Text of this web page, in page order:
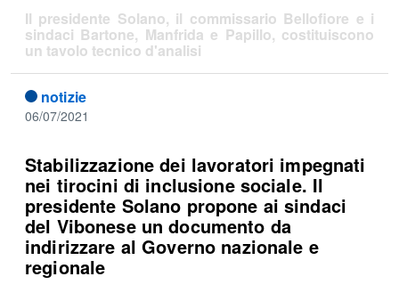
Il presidente Solano, il commissario Bellofiore e i
sindaci Bartone, Manfrida e Papillo, costituiscono
un tavolo tecnico d'analisi
notizie
06/07/2021
Stabilizzazione dei lavoratori impegnati
nei tirocini di inclusione sociale. Il
presidente Solano propone ai sindaci
del Vibonese un documento da
indirizzare al Governo nazionale e
regionale